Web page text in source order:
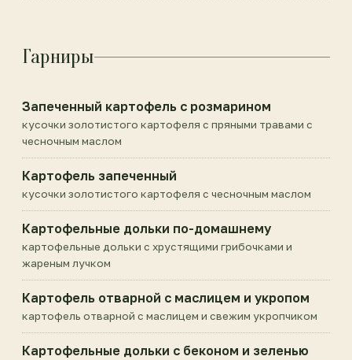
Гарниры
Запеченный картофель с розмарином
кусочки золотистого картофеля с пряными травами с
чесночным маслом
Картофель запеченный
кусочки золотистого картофеля с чесночным маслом
Картофельные дольки по-домашнему
картофельные дольки с хрустящими грибочками и
жареным лучком
Картофель отварной с маслицем и укропом
картофель отварной с маслицем и свежим укропчиком
Картофельные дольки с беконом и зеленью